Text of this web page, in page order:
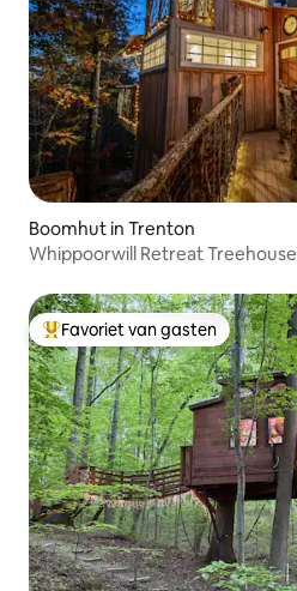
Boomhut in Trenton
Whippoorwill Retreat Treehouse
Topfavoriet van gasten
Favoriet van gasten